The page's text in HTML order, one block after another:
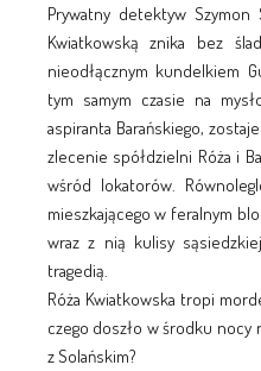
Prywatny detektyw
Kwiatkowską znika bez
nieodłącznym kundelkiem
tym samym czasie na
aspiranta Barańskiego,
zlecenie spółdzielni Róża i
wśród lokatorów.
mieszkającego w feralnym
wraz z nią kulisy
tragedią.
Róża Kwiatkowska tropi
czego doszło w środku nocy
z Solańskim?